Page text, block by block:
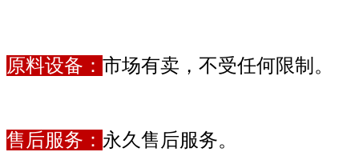
原料设备： 市场有卖，不受任何限制。
售后服务： 永久售后服务。